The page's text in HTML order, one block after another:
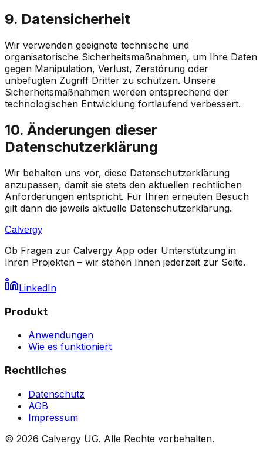
9. Datensicherheit
Wir verwenden geeignete technische und
organisatorische Sicherheitsmaßnahmen, um Ihre Daten
gegen Manipulation, Verlust, Zerstörung oder
unbefugten Zugriff Dritter zu schützen. Unsere
Sicherheitsmaßnahmen werden entsprechend der
technologischen Entwicklung fortlaufend verbessert.
10. Änderungen dieser
Datenschutzerklärung
Wir behalten uns vor, diese Datenschutzerklärung
anzupassen, damit sie stets den aktuellen rechtlichen
Anforderungen entspricht. Für Ihren erneuten Besuch
gilt dann die jeweils aktuelle Datenschutzerklärung.
Calvergy
Ob Fragen zur Calvergy App oder Unterstützung in
Ihren Projekten – wir stehen Ihnen jederzeit zur Seite.
LinkedIn
Produkt
Anwendungen
Wie es funktioniert
Rechtliches
Datenschutz
AGB
Impressum
© 2026 Calvergy UG. Alle Rechte vorbehalten.